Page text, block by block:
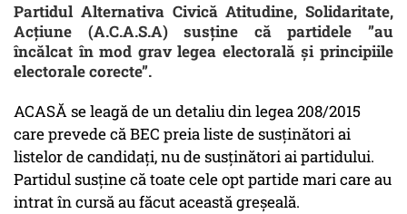
Partidul Alternativa Civică Atitudine, Solidaritate,
Acțiune (A.C.A.S.A) susține că partidele ”au
încălcat în mod grav legea electorală și principiile
electorale corecte”.
ACASĂ se leagă de un detaliu din legea 208/2015
care prevede că BEC preia liste de susținători ai
listelor de candidați, nu de susținători ai partidului.
Partidul susține că toate cele opt partide mari care au
intrat în cursă au făcut această greșeală.